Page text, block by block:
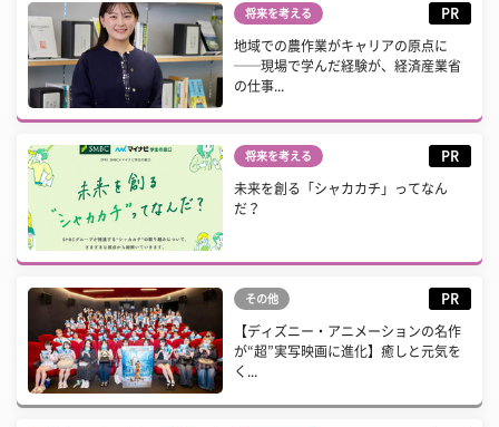
将来を考える PR
地域での農作業がキャリアの原点に
──現場で学んだ経験が、経済産業省
の仕事...
将来を考える PR
未来を創る「シャカカチ」ってなん
だ？
その他 PR
【ディズニー・アニメーションの名作
が“超”実写映画に進化】癒しと元気を
く...